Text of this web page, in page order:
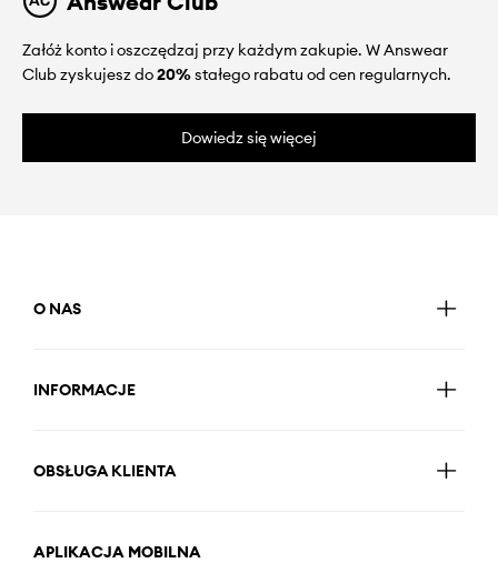
Załóż konto i oszczędzaj przy każdym zakupie. W Answear
Club zyskujesz do20%stałego rabatu od cen regularnych.
Dowiedz się więcej
O NAS
INFORMACJE
OBSŁUGA KLIENTA
APLIKACJA MOBILNA